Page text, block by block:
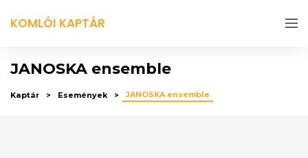
KOMLÓI KAPTÁR
JANOSKA ensemble
Kaptár Események JANOSKA ensemble